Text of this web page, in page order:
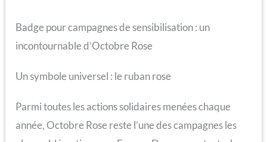
Badge pour campagnes de sensibilisation : un
incontournable d’Octobre Rose
Un symbole universel : le ruban rose
Parmi toutes les actions solidaires menées chaque
année, Octobre Rose reste l’une des campagnes les